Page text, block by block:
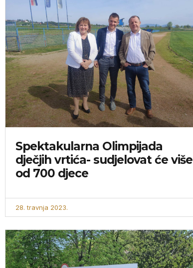
Spektakularna Olimpijada
dječjih vrtića- sudjelovat će više
od 700 djece
28. travnja 2023.